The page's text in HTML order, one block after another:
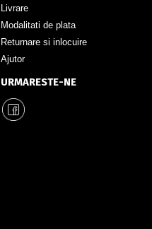
Livrare
Modalitati de plata
Returnare si inlocuire
Ajutor
URMARESTE-NE